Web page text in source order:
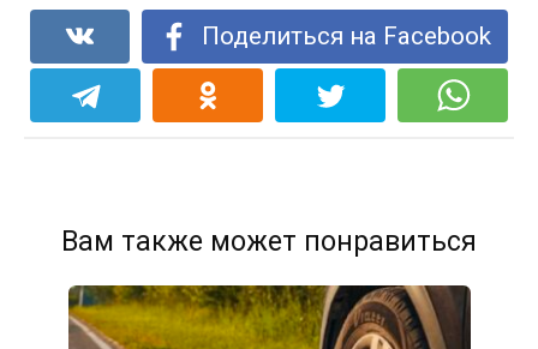
Поделиться на Facebook
Вам также может понравиться